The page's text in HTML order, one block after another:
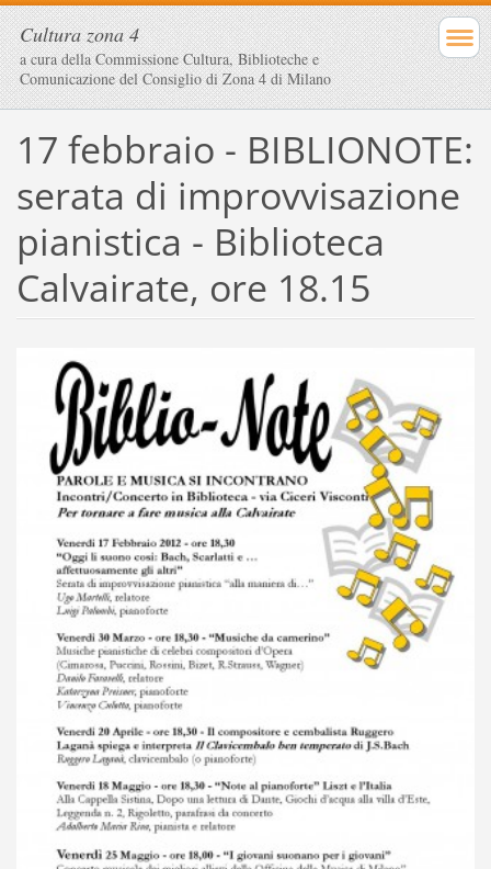
Cultura zona 4
a cura della Commissione Cultura, Biblioteche e
Comunicazione del Consiglio di Zona 4 di Milano
17 febbraio - BIBLIONOTE:
serata di improvvisazione
pianistica - Biblioteca
Calvairate, ore 18.15